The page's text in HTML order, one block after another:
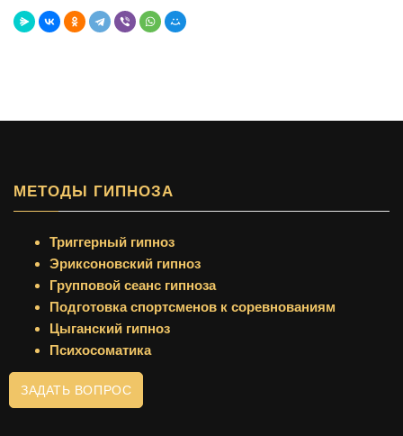
МЕТОДЫ ГИПНОЗА
Триггерный гипноз
Эриксоновский гипноз
Групповой сеанс гипноза
Подготовка спортсменов к соревнованиям
Цыганский гипноз
Психосоматика
ЗАДАТЬ ВОПРОС